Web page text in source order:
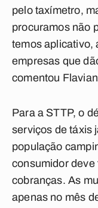
pelo taxímetro,
procuramos não
temos aplicativo,
empresas que
comentou
Para a STTP, o
serviços de táxis
população
consumidor deve
cobranças. As
apenas no mês